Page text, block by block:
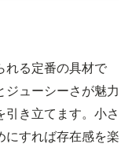
れる定番の具材で
ジューシーさが魅力
き立てます。小さ
にすれば存在感を楽